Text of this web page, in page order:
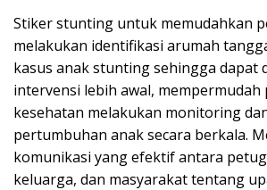
Stiker stunting untuk memudahkan
melakukan identifikasi arumah
kasus anak stunting sehingga dapat
intervensi lebih awal, mempermudah
kesehatan melakukan monitoring
pertumbuhan anak secara berkala.
komunikasi yang efektif antara
keluarga, dan masyarakat tentang